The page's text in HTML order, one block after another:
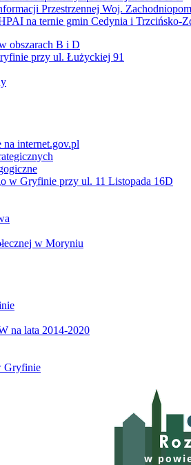
Przestrzennej Woj.
na ternie gmin Cedynia i Trzcińsko-
w